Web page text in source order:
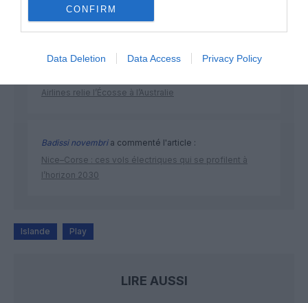
CONFIRM
Data Deletion Data Access Privacy Policy
DERNIERS COMMENTAIRES
Mathématiquesa commenté l'article :
Airlines relie l’Écosse à l’Australie
Badissi novembria commenté l'article :
Nice–Corse : ces vols électriques qui se profilent à
l’horizon 2030
Islande Play
LIRE AUSSI